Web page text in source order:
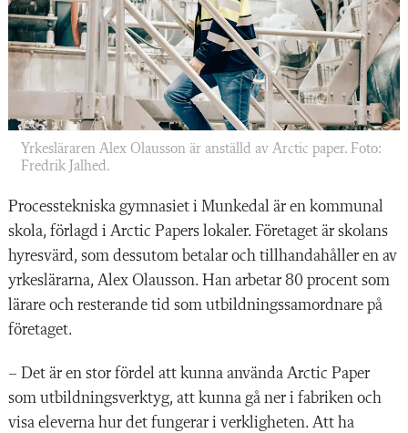
Yrkesläraren Alex Olausson är anställd av Arctic paper. Foto:
Fredrik Jalhed.
Processtekniska gymnasiet i Munke­dal är en kommunal
skola, förlagd i Arctic Papers lokaler. Företaget är skolans
hyresvärd, som dessutom betalar och tillhandahåller en av
yrkeslärarna, Alex Olausson. Han arbetar 80 procent som
lärare och resterande tid som utbildningssamordnare på
företaget.
– Det är en stor fördel att kunna använda Arctic Paper
som utbildningsverktyg, att kunna gå ner i fabriken och
visa eleverna hur det fungerar i verkligheten. Att ha